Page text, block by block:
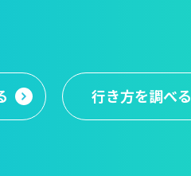
行き方を調べる